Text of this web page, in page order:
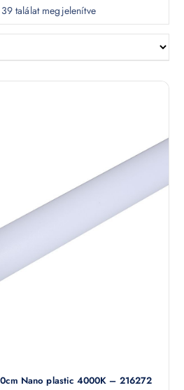
találat megjelenítve
Nano plastic 4000K – 216272